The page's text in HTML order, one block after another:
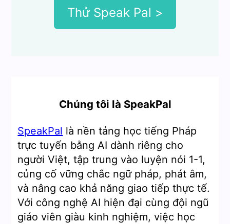
Thử Speak Pal >
Chúng tôi là SpeakPal
SpeakPal là nền tảng học tiếng Pháp
trực tuyến bằng AI dành riêng cho
người Việt, tập trung vào luyện nói 1-1,
củng cố vững chắc ngữ pháp, phát âm,
và nâng cao khả năng giao tiếp thực tế.
Với công nghệ AI hiện đại cùng đội ngũ
giáo viên giàu kinh nghiệm, việc học